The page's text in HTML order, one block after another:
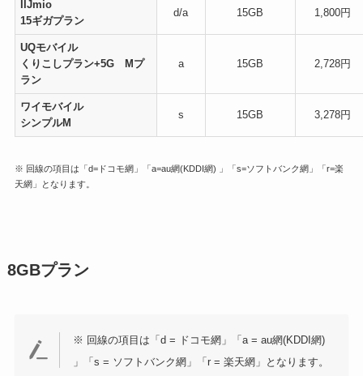
IIJmio
15ギガプラン
d/a 15GB 1,800円
UQモバイル
くりこしプラン+5G Mプ
ラン
a 15GB 2,728円
ワイモバイル
シンプルM
s 15GB 3,278円
※ 回線の項目は「d=ドコモ網」「a=au網(KDDI網) 」「s=ソフトバンク網」「r=楽
天網」となります。
8GBプラン
※ 回線の項目は「d = ドコモ網」「a = au網(KDDI網)
」「s = ソフトバンク網」「r = 楽天網」となります。